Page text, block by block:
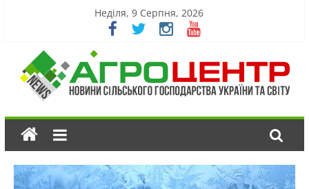
Неділя, 9 Серпня, 2026